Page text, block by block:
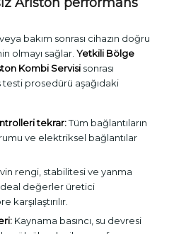
bakım sonrası cihazın doğru
olmayı sağlar. Yetkili Bölge
Kombi Servisisonrası
testi prosedürü aşağıdaki
tekrar:Tüm bağlantıların
ve elektriksel bağlantılar
rengi, stabilitesi ve yanma
değerler üretici
karşılaştırılır.
Kaynama basıncı, su devresi